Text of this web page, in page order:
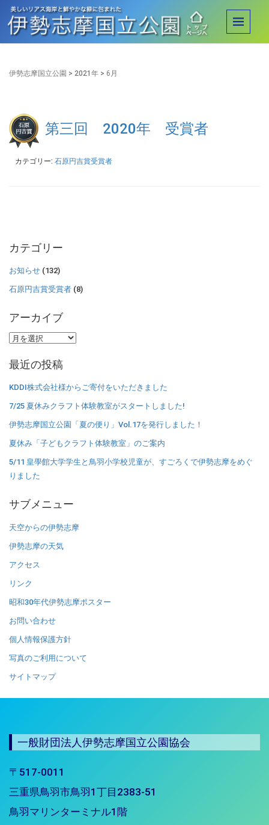
伊勢志摩国立公園 > 2021年 > 6月
第三回 2020年 受賞者
カテゴリー: 石原円吉賞受賞者
カテゴリー
お知らせ (132)
石原円吉賞受賞者 (8)
アーカイブ
ア
カ
最近の投稿
KDDI株式会社様からご寄付をいただきました
7/25 夏休みクラフト体験教室がスタートしました!
伊勢志摩国立公園「夏の便り」Vol.17を発行しました！
夏休み「子どもクラフト体験教室」のご案内
5/11 皇學館大学学生と鳥羽小学校児童が、すごろくで伊勢志摩をめぐ
りました
サブメニュー
天空からの伊勢志摩
伊勢志摩の天気
アクセス
リンク
昭和30年代伊勢志摩ポスター
お問い合わせ
個人情報保護方針
写真のご利用について
サイトマップ
一般財団法人伊勢志摩国立公園協会
〒517-0011
三重県鳥羽市鳥羽1丁目2383-51
鳥羽マリンターミナル1階